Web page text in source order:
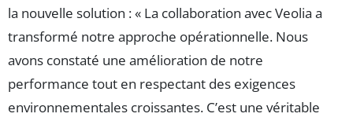
la nouvelle solution : « La collaboration avec Veolia a
transformé notre approche opérationnelle. Nous
avons constaté une amélioration de notre
performance tout en respectant des exigences
environnementales croissantes. C’est une véritable